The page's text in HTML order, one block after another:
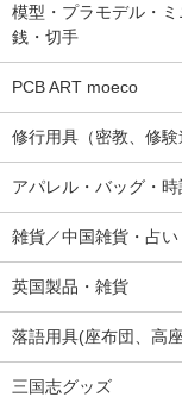
模型・プラモデル・
銭・切手
PCB ART moeco
修行用具（密教、修験
アパレル・バッグ・
雑貨／中国雑貨・占
英国製品・雑貨
落語用具(座布団、高
三国志グッズ